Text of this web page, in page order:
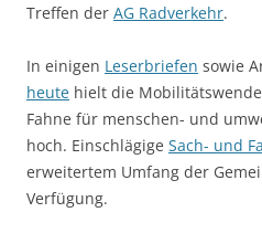
Treffen der AG Radverkehr.
In einigen Leserbriefen sowie
heute hielt die
Fahne für menschen- und
hoch. Einschlägige Sach- und
erweitertem Umfang der
Verfügung.